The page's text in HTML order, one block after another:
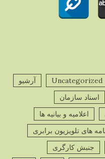
Uncategorized
آرشیو
اسناد سازمان
اعلامیه و بیانیه ها
های تلویزیون برابری
جنبش کارگری